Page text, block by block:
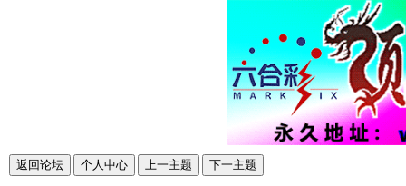
返回论坛 个人中心 上一主题 下一主题